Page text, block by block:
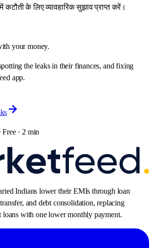
के लिए व्यावहारिक सुझाव प्राप्त करें।
your money.
the leaks in their finances, and fixing
app.
· 2 min
Indians lower their EMIs through loan
and debt consolidation, replacing
loans with one lower monthly payment.